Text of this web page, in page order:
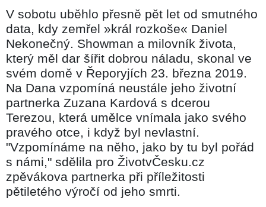
V sobotu uběhlo přesně pět let od smutného
data, kdy zemřel »král rozkoše« Daniel
Nekonečný. Showman a milovník života,
který měl dar šířit dobrou náladu, skonal ve
svém domě v Řeporyjích 23. března 2019.
Na Dana vzpomíná neustále jeho životní
partnerka Zuzana Kardová s dcerou
Terezou, která umělce vnímala jako svého
pravého otce, i když byl nevlastní.
"Vzpomínáme na něho, jako by tu byl pořád
s námi," sdělila pro ŽivotvČesku.cz
zpěvákova partnerka při příležitosti
pětiletého výročí od jeho smrti.